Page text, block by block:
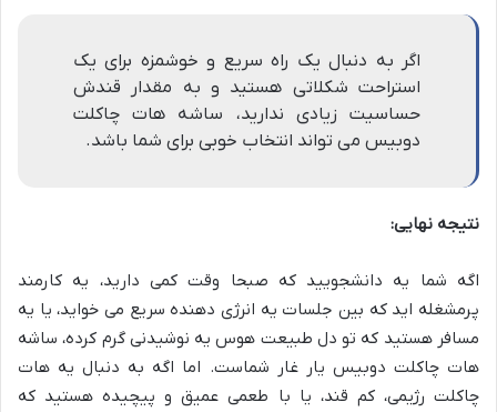
اگر به دنبال یک راه سریع و خوشمزه برای یک
استراحت شکلاتی هستید و به مقدار قندش
حساسیت زیادی ندارید، ساشه هات چاکلت
دوبیس می تواند انتخاب خوبی برای شما باشد.
نتیجه نهایی:
اگه شما یه دانشجویید که صبحا وقت کمی دارید، یه کارمند
پرمشغله اید که بین جلسات یه انرژی دهنده سریع می خواید، یا یه
مسافر هستید که تو دل طبیعت هوس یه نوشیدنی گرم کرده، ساشه
هات چاکلت دوبیس یار غار شماست. اما اگه به دنبال یه هات
چاکلت رژیمی، کم قند، یا با طعمی عمیق و پیچیده هستید که